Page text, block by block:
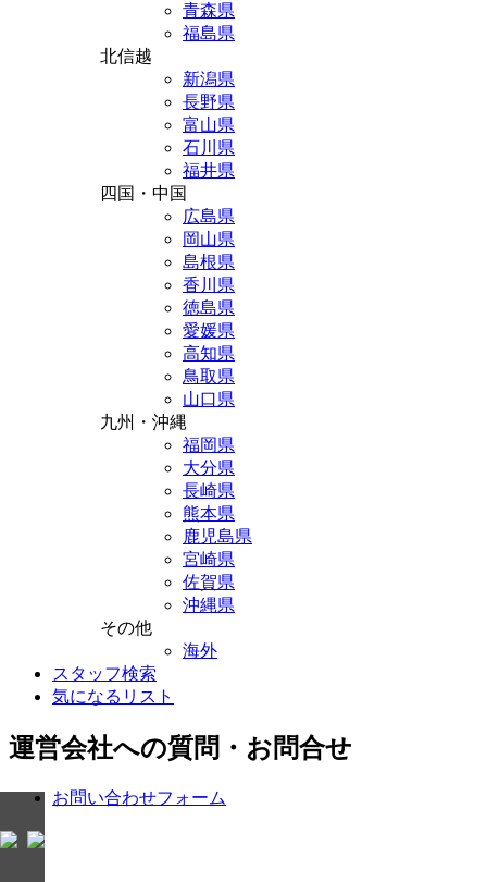
青森県
福島県
北信越
新潟県
長野県
富山県
石川県
福井県
四国・中国
広島県
岡山県
島根県
香川県
徳島県
愛媛県
高知県
鳥取県
山口県
九州・沖縄
福岡県
大分県
長崎県
熊本県
鹿児島県
宮崎県
佐賀県
沖縄県
その他
海外
スタッフ検索
気になるリスト
運営会社への質問・お問合せ
お問い合わせフォーム